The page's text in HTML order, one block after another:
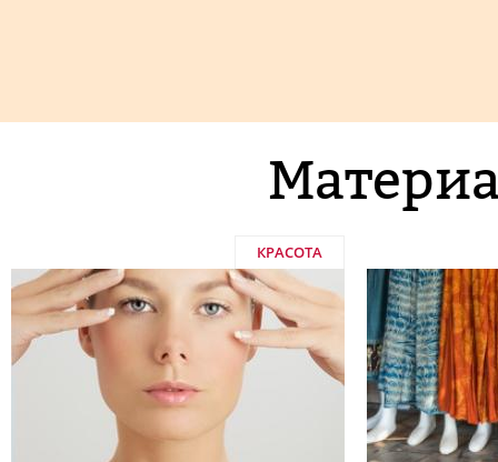
КРАСОТА